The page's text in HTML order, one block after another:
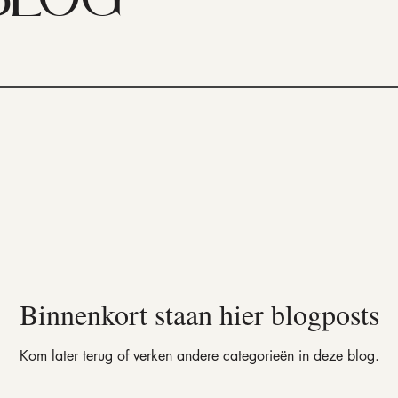
Binnenkort staan hier blogposts
Kom later terug of verken andere categorieën in deze blog.